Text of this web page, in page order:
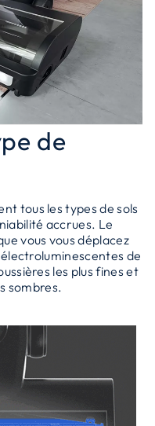
de
tous les types de sols
accrues. Le
vous vous déplacez
de
les plus fines et
sombres.